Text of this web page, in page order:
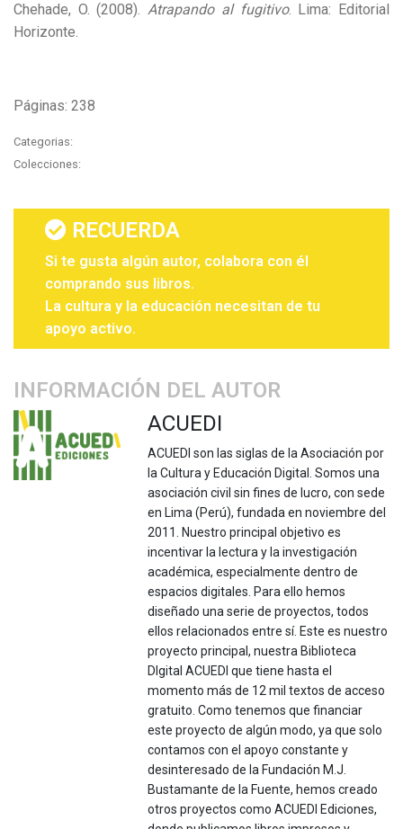
Chehade, O. (2008).Atrapando al fugitivo. Lima: Editorial
Horizonte.
Páginas: 238
Categorias:
Colecciones:
RECUERDA
Si te gusta algún autor, colabora con él
comprando sus libros.
La cultura y la educación necesitan de tu
apoyo activo.
INFORMACIÓN DEL AUTOR
ACUEDI
ACUEDI son las siglas de la Asociación por
la Cultura y Educación Digital. Somos una
asociación civil sin fines de lucro, con sede
en Lima (Perú), fundada en noviembre del
2011. Nuestro principal objetivo es
incentivar la lectura y la investigación
académica, especialmente dentro de
espacios digitales. Para ello hemos
diseñado una serie de proyectos, todos
ellos relacionados entre sí. Este es nuestro
proyecto principal, nuestra Biblioteca
DIgital ACUEDI que tiene hasta el
momento más de 12 mil textos de acceso
gratuito. Como tenemos que financiar
este proyecto de algún modo, ya que solo
contamos con el apoyo constante y
desinteresado de la Fundación M.J.
Bustamante de la Fuente, hemos creado
otros proyectos como ACUEDI Ediciones,